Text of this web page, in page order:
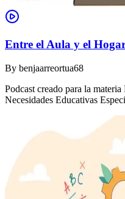
Entre el Aula y el
By benjaarreortua68
Podcast creado para la
Necesidades Educativas